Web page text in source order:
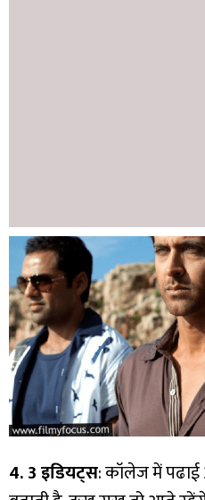
4. 3 इडियट्स: कॉलेज में